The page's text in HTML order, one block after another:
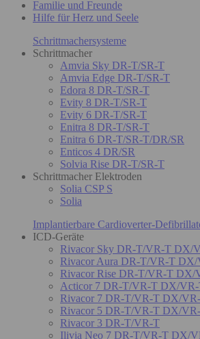
Familie und Freunde
Hilfe für Herz und Seele
Schrittmachersysteme
Schrittmacher
Amvia Sky DR-T/SR-T
Amvia Edge DR-T/SR-T
Edora 8 DR-T/SR-T
Evity 8 DR-T/SR-T
Evity 6 DR-T/SR-T
Enitra 8 DR-T/SR-T
Enitra 6 DR-T/SR-T/DR/SR
Enticos 4 DR/SR
Solvia Rise DR-T/SR-T
Schrittmacher Elektroden
Solia CSP S
Solia
Implantierbare Cardioverter-
ICD-Geräte
Rivacor Sky DR-T/VR-T DX/
Rivacor Aura DR-T/VR-T
Rivacor Rise DR-T/VR-T DX/
Acticor 7 DR-T/VR-T DX/
Rivacor 7 DR-T/VR-T DX/
Rivacor 5 DR-T/VR-T DX/
Rivacor 3 DR-T/VR-T
Ilivia Neo 7 DR-T/VR-T DX/